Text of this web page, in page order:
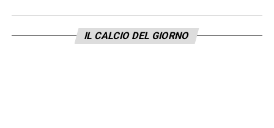
IL CALCIO DEL GIORNO